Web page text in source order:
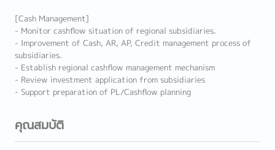
[Cash Management]
- Monitor cashflow situation of regional subsidiaries.
- Improvement of Cash, AR, AP, Credit management process of
subsidiaries.
- Establish regional cashflow management mechanism
- Review investment application from subsidiaries
- Support preparation of PL/Cashflow planning
คุณสมบัติ